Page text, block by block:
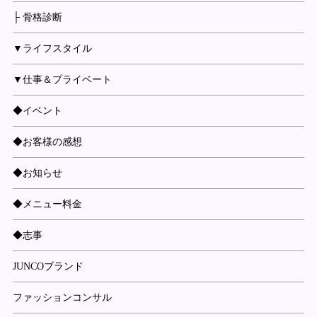
├ 骨格診断
▼ライフスタイル
▼仕事＆プライベート
◆イベント
◆お客様の感想
◆お知らせ
◆メニュー料金
◆志事
JUNCOブランド
ファッションコンサル